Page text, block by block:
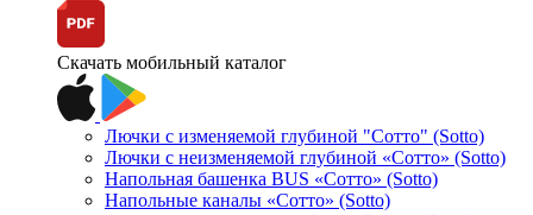
Скачать мобильный каталог
Лючки с изменяемой глубиной "Сотто" (Sotto)
Лючки с неизменяемой глубиной «Сотто» (Sotto)
Напольная башенка BUS «Сотто» (Sotto)
Напольные каналы «Сотто» (Sotto)